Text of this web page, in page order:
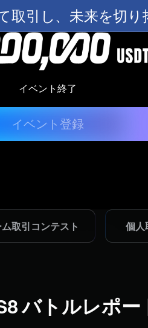
取引し、未来を切り
イベント終了
イベント登録
取引コンテスト
ム取引 コ ンテス ト 個人取
個 人
バトルレポー